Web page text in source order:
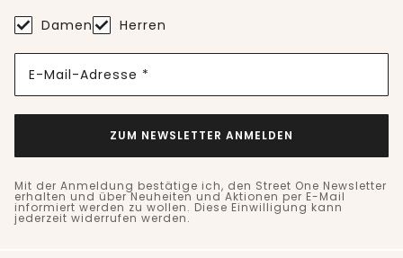
Damen Herren
E-Mail-Adresse *
ZUM NEWSLETTER ANMELDEN
Mit der Anmeldung bestätige ich, den Street One Newsletter
erhalten und über Neuheiten und Aktionen per E-Mail
informiert werden zu wollen. Diese Einwilligung kann
jederzeit widerrufen werden.